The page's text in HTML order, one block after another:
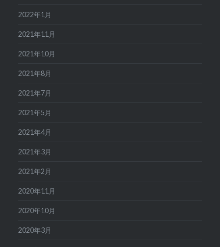
2022年1月
2021年11月
2021年10月
2021年8月
2021年7月
2021年5月
2021年4月
2021年3月
2021年2月
2020年11月
2020年10月
2020年3月